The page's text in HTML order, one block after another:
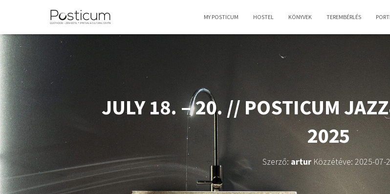
MY POSTICUM HOSTEL KÖNYVEK TEREMBÉRLÉS
JULY 18. – 20. // POSTICUM
2025
Szerző:arturKözzétéve:2025-07-